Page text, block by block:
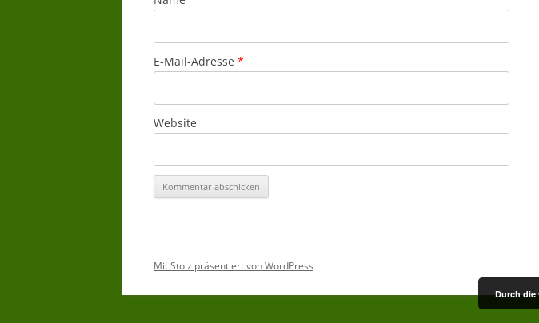
E-Mail-Adresse *
Website
Mit Stolz präsentiert von WordPress
Durch die